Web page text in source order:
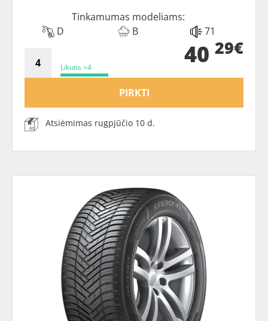
Tinkamumas modeliams:
D
B 71
Likutis >4 40 29€
PIRKTI
Atsiėmimas rugpjūčio 10 d.